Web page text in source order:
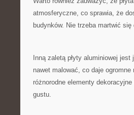
atmosferyczne, co sprawia, że
budynków. Nie trzeba‌ martwić
Inną zaletą płyty aluminiowej
nawet malować, co daje
różnorodne elementy
gustu.